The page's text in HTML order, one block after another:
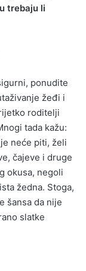
trebaju li
ponudite
žeđi i
roditelji
tada kažu:
neće piti, želi
čajeve i druge
okusa, negoli
žedna. Stoga,
šansa da nije
slatke